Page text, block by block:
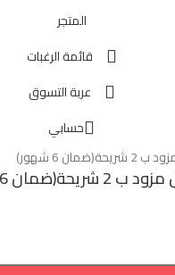
المتجر
قائمة الرغبات
عربة التسوق
حسابي
6 شهور)